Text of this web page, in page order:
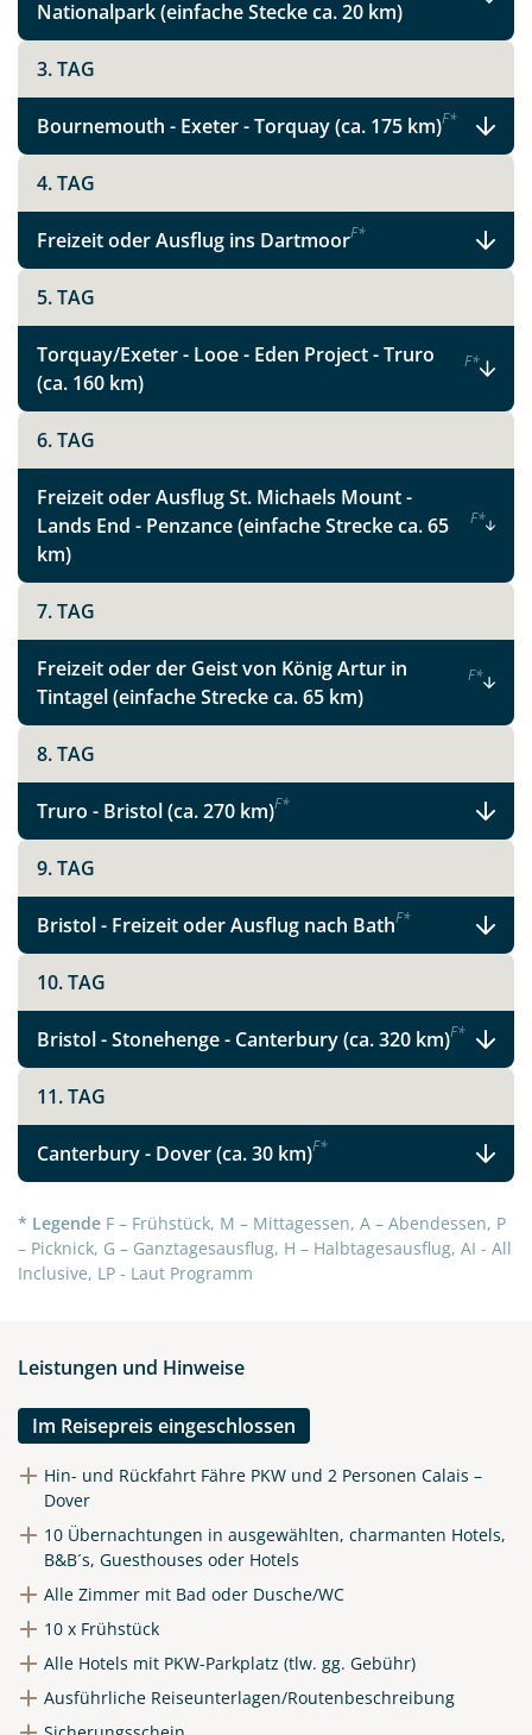
Instagram
WhatsApp
Telegram
Link kopieren
Nationalpark (einfache Stecke ca. 20 km)
3. TAG
Bournemouth - Exeter - Torquay (ca. 175 km)F*
4. TAG
Freizeit oder Ausflug ins DartmoorF*
5. TAG
Torquay/Exeter - Looe - Eden Project - Truro
(ca. 160 km)
F*
6. TAG
Freizeit oder Ausflug St. Michaels Mount -
Lands End - Penzance (einfache Strecke ca. 65
km)
F*
7. TAG
Freizeit oder der Geist von König Artur in
Tintagel (einfache Strecke ca. 65 km)
F*
8. TAG
Truro - Bristol (ca. 270 km)F*
9. TAG
Bristol - Freizeit oder Ausflug nach BathF*
10. TAG
Bristol - Stonehenge - Canterbury (ca. 320 km)F*
11. TAG
Canterbury - Dover (ca. 30 km)F*
* Legende F – Frühstück, M – Mittagessen, A – Abendessen, P
– Picknick, G – Ganztagesausflug, H – Halbtagesausflug, AI - All
Inclusive, LP - Laut Programm
Leistungen und Hinweise
Im Reisepreis eingeschlossen
Hin- und Rückfahrt Fähre PKW und 2 Personen Calais –
Dover
10 Übernachtungen in ausgewählten, charmanten Hotels,
B&B´s, Guesthouses oder Hotels
Alle Zimmer mit Bad oder Dusche/WC
10 x Frühstück
Alle Hotels mit PKW-Parkplatz (tlw. gg. Gebühr)
Ausführliche Reiseunterlagen/Routenbeschreibung